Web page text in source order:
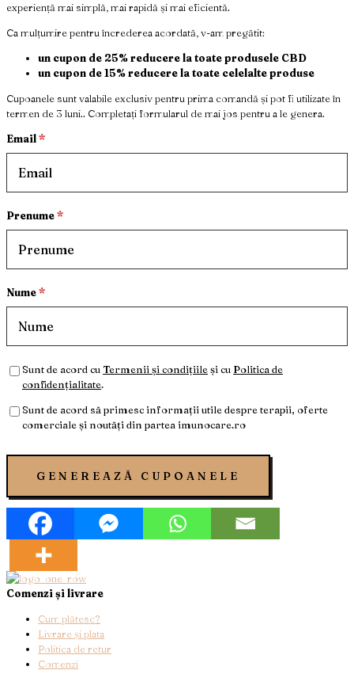
experiență mai simplă, mai rapidă și mai eficientă.
Ca mulțumire pentru încrederea acordată, v-am pregătit:
un cupon de 25% reducere la toate produsele CBD
un cupon de 15% reducere la toate celelalte produse
Cupoanele sunt valabile exclusiv pentru prima comandă și pot fi utilizate în
termen de 3 luni.. Completați formularul de mai jos pentru a le genera.
Email *
Prenume*
Nume*
Sunt de acord cu Termenii și condițiileși cu Politica de
confidențialitate.
Sunt de acord să primesc informații utile despre terapii, oferte
comerciale și noutăți din partea imunocare.ro
GENEREAZĂ CUPOANELE
Comenzi și livrare
Cum plătesc?
Livrare și plata
Politica de retur
Comenzi